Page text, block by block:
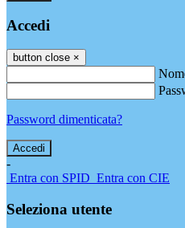
Accedi
button close ×
Password dimenticata?
-
Entra con SPID Entra con CIE
Seleziona utente